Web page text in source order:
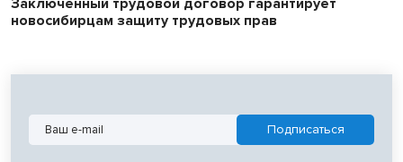
новосибирцам защиту трудовых прав